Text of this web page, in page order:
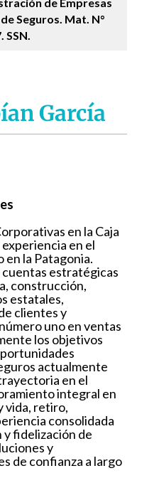
Seguros. Mat. N°
SSN.
García
en la Caja
en el
la Patagonia.
estratégicas
construcción,
estatales,
clientes y
uno en ventas
los objetivos
actualmente
en el
integral en
vida, retiro,
consolidada
y fidelización de
y
de confianza a largo